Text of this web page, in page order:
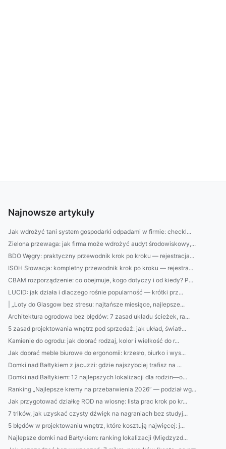
Najnowsze artykuły
Jak wdrożyć tani system gospodarki odpadami w firmie: checkl...
Zielona przewaga: jak firma może wdrożyć audyt środowiskowy,...
BDO Węgry: praktyczny przewodnik krok po kroku — rejestracja...
ISOH Słowacja: kompletny przewodnik krok po kroku — rejestra...
CBAM rozporządzenie: co obejmuje, kogo dotyczy i od kiedy? P...
LUCID: jak działa i dlaczego rośnie popularność — krótki prz...
| „Loty do Glasgow bez stresu: najtańsze miesiące, najlepsze...
Architektura ogrodowa bez błędów: 7 zasad układu ścieżek, ra...
5 zasad projektowania wnętrz pod sprzedaż: jak układ, światł...
Kamienie do ogrodu: jak dobrać rodzaj, kolor i wielkość do r...
Jak dobrać meble biurowe do ergonomii: krzesło, biurko i wys...
Domki nad Bałtykiem z jacuzzi: gdzie najszybciej trafisz na ...
Domki nad Bałtykiem: 12 najlepszych lokalizacji dla rodzin—o...
Ranking „Najlepsze kremy na przebarwienia 2026” — podział wg...
Jak przygotować działkę ROD na wiosnę: lista prac krok po kr...
7 trików, jak uzyskać czysty dźwięk na nagraniach bez studyj...
5 błędów w projektowaniu wnętrz, które kosztują najwięcej: j...
Najlepsze domki nad Bałtykiem: ranking lokalizacji (Międzyzd...